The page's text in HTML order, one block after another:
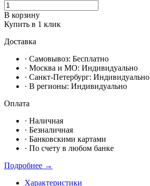
В корзину
Купить в 1 клик
Доставка
· Самовывоз: Бесплатно
· Москвa и МО: Индивидуально
· Санкт-Петербург: Индивидуально
· В регионы: Индивидуально
Оплата
· Наличная
· Безналичная
· Банковскими картами
· По счету в любом банке
Подробнее →
Характеристики